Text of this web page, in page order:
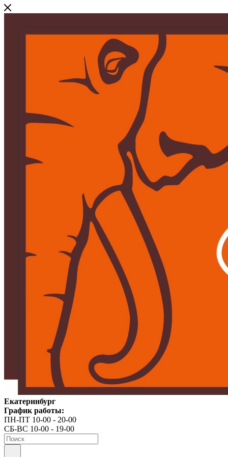
Екатеринбург
График работы:
ПН-ПТ 10-00 - 20-00
СБ-ВС 10-00 - 19-00